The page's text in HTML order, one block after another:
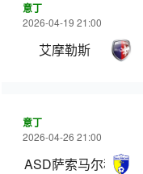
意丁
2026-04-19 21:00
艾摩勒斯
意丁
2026-04-26 21:00
ASD萨索马尔科尼